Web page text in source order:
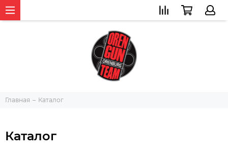
Главная Каталог
Каталог